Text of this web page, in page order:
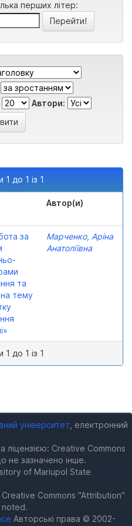
перших літер:
Автори:
1 до 1 із 1
Автор(и)
за
та
на тему
Марченко, Аріна
Анатоліївна
1 до 1 із 1
університет , електронний
ліцензією: Creative Commons
не зазначено інше.
of Mariupol State
Commons "Attribution"
noted.
Авторські права © 2002-